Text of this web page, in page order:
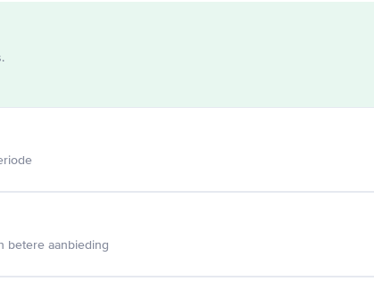
betere aanbieding